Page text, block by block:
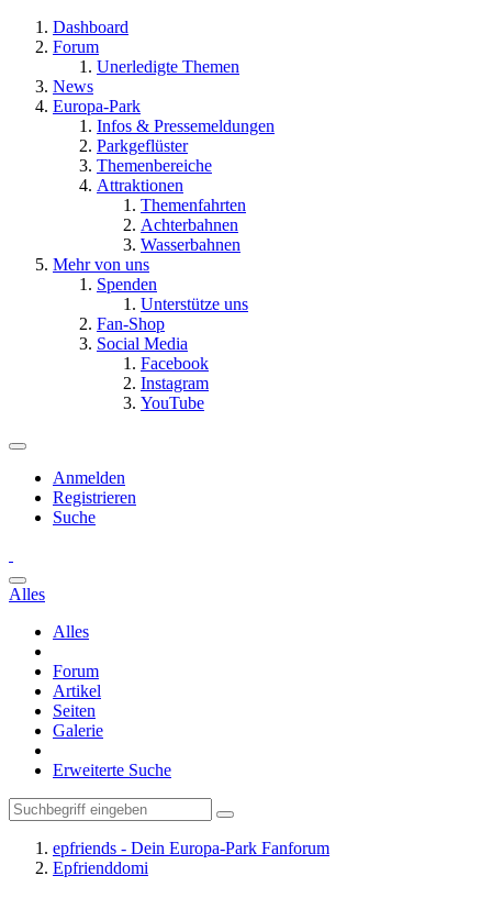
Dashboard
Forum
Unerledigte Themen
News
Europa-Park
Infos & Pressemeldungen
Parkgeflüster
Themenbereiche
Attraktionen
Themenfahrten
Achterbahnen
Wasserbahnen
Mehr von uns
Spenden
Unterstütze uns
Fan-Shop
Social Media
Facebook
Instagram
YouTube
Anmelden
Registrieren
Suche
Alles
Alles
Forum
Artikel
Seiten
Galerie
Erweiterte Suche
epfriends - Dein Europa-Park Fanforum
Epfrienddomi